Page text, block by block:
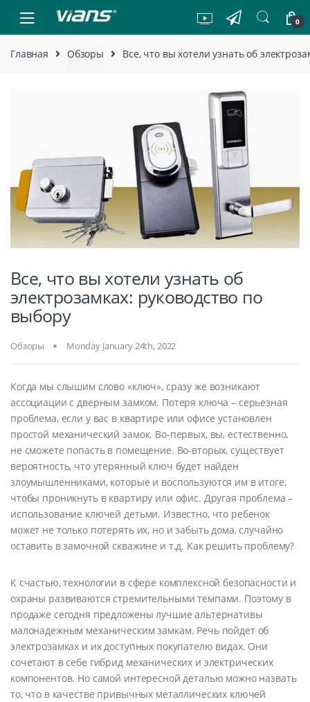
Skip to navigation
Skip to content
0
Главная Обзоры Все, что вы хотели узнать об
Все, что вы хотели узнать об
электрозамках: руководство по
выбору
Обзоры Monday January 24th, 2022
Когда мы слышим слово «ключ», сразу же возникают
ассоциации с дверным замком. Потеря ключа – серьезная
проблема, если у вас в квартире или офисе установлен
простой механический замок. Во-первых, вы, естественно,
не сможете попасть в помещение. Во-вторых, существует
вероятность, что утерянный ключ будет найден
злоумышленниками, которые и воспользуются им в итоге,
чтобы проникнуть в квартиру или офис. Другая проблема –
использование ключей детьми. Известно, что ребенок
может не только потерять их, но и забыть дома, случайно
оставить в замочной скважине и т.д. Как решить проблему?
К счастью, технологии в сфере комплексной безопасности и
охраны развиваются стремительными темпами. Поэтому в
продаже сегодня предложены лучшие альтернативы
малонадежным механическим замкам. Речь пойдет об
электрозамках и их доступных покупателю видах. Они
сочетают в себе гибрид механических и электрических
компонентов. Но самой интересной деталью можно назвать
то, что в качестве привычных металлических ключей